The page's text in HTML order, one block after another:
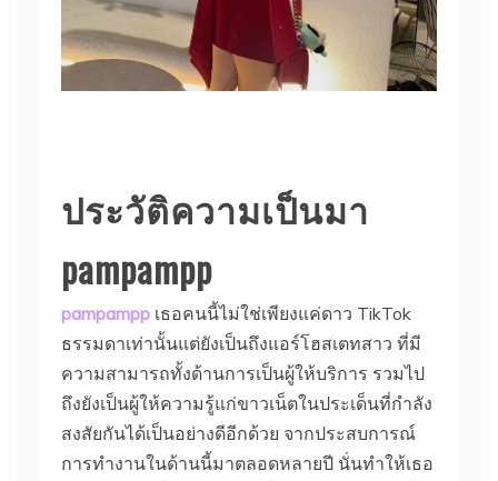
ประวัติความเป็นมา
pampampp
pampampp เธอคนนี้ไม่ใช่เพียงแค่ดาว TikTok
ธรรมดาเท่านั้นแต่ยังเป็นถึงแอร์โฮสเตทสาว ที่มี
ความสามารถทั้งด้านการเป็นผู้ให้บริการ รวมไป
ถึงยังเป็นผู้ให้ความรู้แก่ขาวเน็ตในประเด็นที่กำลัง
สงสัยกันได้เป็นอย่างดีอีกด้วย จากประสบการณ์
การทำงานในด้านนี้มาตลอดหลายปี นั่นทำให้เธอ